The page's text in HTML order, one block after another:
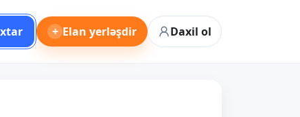
+ Elan yerləşdir Daxil ol